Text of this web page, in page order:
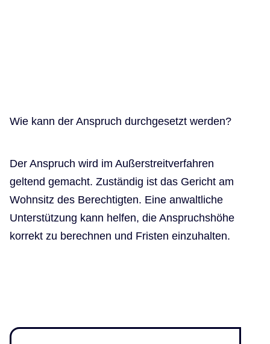
Wie kann der Anspruch durchgesetzt werden?
Der Anspruch wird im Außerstreitverfahren
geltend gemacht. Zuständig ist das Gericht am
Wohnsitz des Berechtigten. Eine anwaltliche
Unterstützung kann helfen, die Anspruchshöhe
korrekt zu berechnen und Fristen einzuhalten.